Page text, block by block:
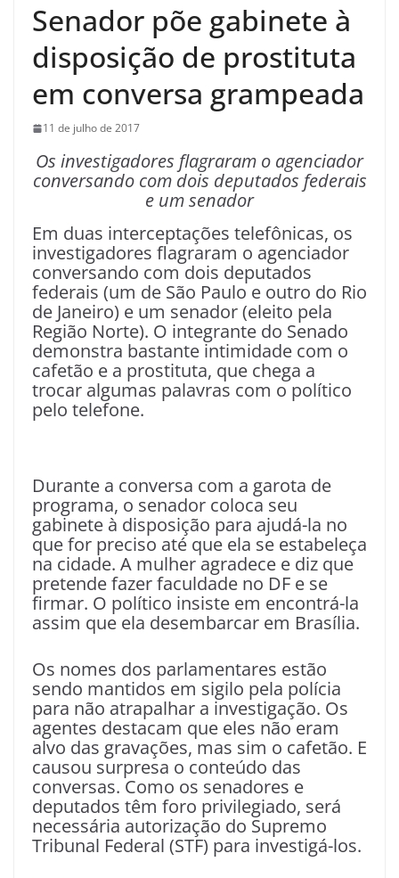
Senador põe gabinete à
disposição de prostituta
em conversa grampeada
11 de julho de 2017
Os investigadores flagraram o agenciador
conversando com dois deputados federais
e um senador
Em duas interceptações telefônicas, os
investigadores flagraram o agenciador
conversando com dois deputados
federais (um de São Paulo e outro do Rio
de Janeiro) e um senador (eleito pela
Região Norte). O integrante do Senado
demonstra bastante intimidade com o
cafetão e a prostituta, que chega a
trocar algumas palavras com o político
pelo telefone.
Durante a conversa com a garota de
programa, o senador coloca seu
gabinete à disposição para ajudá-la no
que for preciso até que ela se estabeleça
na cidade. A mulher agradece e diz que
pretende fazer faculdade no DF e se
firmar. O político insiste em encontrá-la
assim que ela desembarcar em Brasília.
Os nomes dos parlamentares estão
sendo mantidos em sigilo pela polícia
para não atrapalhar a investigação. Os
agentes destacam que eles não eram
alvo das gravações, mas sim o cafetão. E
causou surpresa o conteúdo das
conversas. Como os senadores e
deputados têm foro privilegiado, será
necessária autorização do Supremo
Tribunal Federal (STF) para investigá-los.